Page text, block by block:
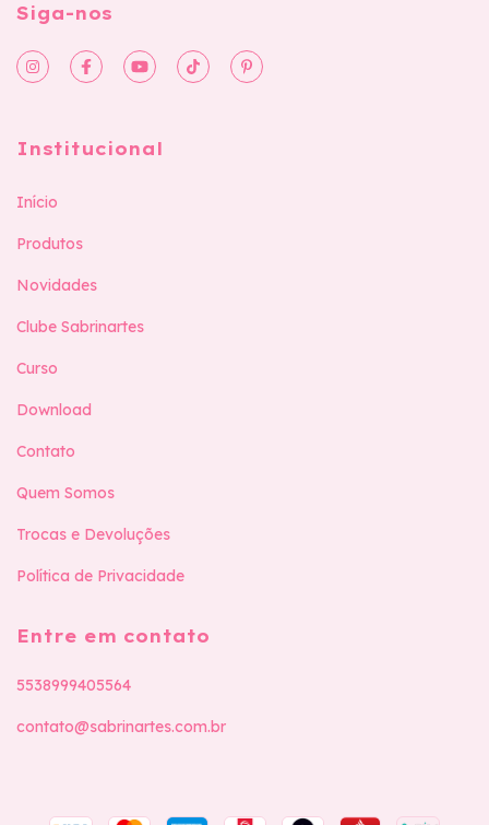
Siga-nos
Institucional
Início
Produtos
Novidades
Clube Sabrinartes
Curso
Download
Contato
Quem Somos
Trocas e Devoluções
Política de Privacidade
Entre em contato
5538999405564
contato@sabrinartes.com.br